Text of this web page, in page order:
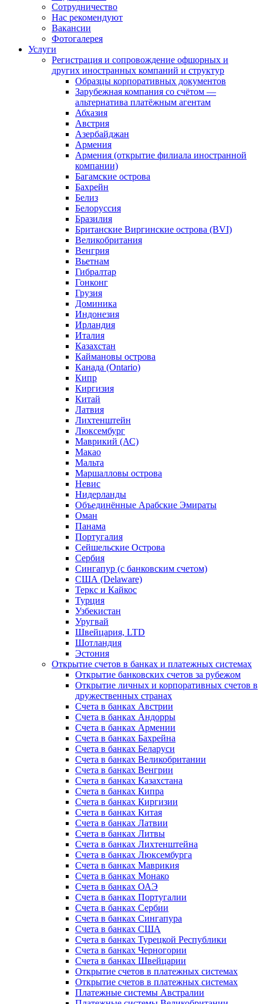
Сотрудничество
Нас рекомендуют
Вакансии
Фотогалерея
Услуги
Регистрация и сопровождение офшорных и
других иностранных компаний и структур
Образцы корпоративных документов
Зарубежная компания со счётом —
альтернатива платёжным агентам
Абхазия
Австрия
Азербайджан
Армения
Армения (открытие филиала иностранной
компании)
Багамские острова
Бахрейн
Белиз
Белоруссия
Бразилия
Британские Виргинские острова (BVI)
Великобритания
Венгрия
Вьетнам
Гибралтар
Гонконг
Грузия
Доминика
Индонезия
Ирландия
Италия
Казахстан
Каймановы острова
Канада (Ontario)
Кипр
Киргизия
Китай
Латвия
Лихтенштейн
Люксембург
Маврикий (АС)
Макао
Мальта
Маршалловы острова
Нeвис
Нидерланды
Объединённые Арабские Эмираты
Оман
Панама
Португалия
Сейшельские Острова
Сербия
Сингапур (c банковским счетом)
США (Delaware)
Теркс и Кайкос
Турция
Узбекистан
Уругвай
Швейцария, LTD
Шотландия
Эстония
Открытие счетов в банках и платежных системах
Открытие банковских счетов за рубежом
Открытие личных и корпоративных счетов в
дружественных странах
Счета в банках Австрии
Счета в банках Андорры
Счета в банках Армении
Счета в банках Бахрейна
Счета в банках Беларуси
Счета в банках Великобритании
Счета в банках Венгрии
Счета в банках Казахстана
Счета в банках Кипра
Счета в банках Киргизии
Счета в банках Китая
Счета в банках Латвии
Счета в банках Литвы
Счета в банках Лихтенштейна
Счета в банках Люксембурга
Счета в банках Маврикия
Счета в банках Монако
Счета в банках ОАЭ
Счета в банках Португалии
Счета в банках Сербии
Счета в банках Сингапура
Счета в банках США
Счета в банках Турецкой Республики
Счета в банках Черногории
Счета в банках Швейцарии
Открытие счетов в платежных системах
Открытие счетов в платежных системах
Платежные системы Австралии